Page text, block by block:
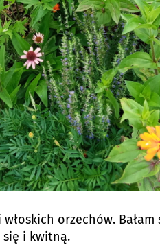
orzechów.
się i kwitną.